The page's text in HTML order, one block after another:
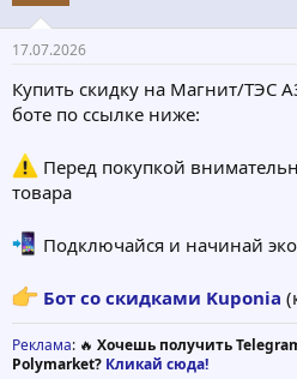
17.07.2026
Купить скидку на Магнит/
боте по ссылке ниже:
Перед покупкой
товара
Подключайся и начинай
Бот со скидками Kuponia
Реклама: 🔥 Хочешь получить
Polymarket? Кликай сюда!